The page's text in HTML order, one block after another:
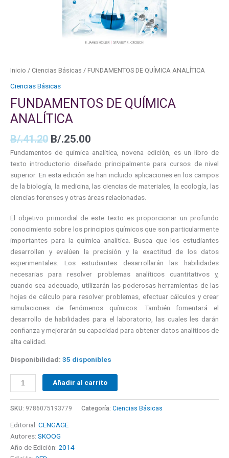
Inicio / Ciencias Básicas / FUNDAMENTOS DE QUÍMICA ANALÍTICA
Ciencias Básicas
FUNDAMENTOS DE QUÍMICA
ANALÍTICA
B/.41.20 B/.25.00
Fundamentos de química analítica, novena edición, es un libro de
texto introductorio diseñado principalmente para cursos de nivel
superior. En esta edición se han incluido aplicaciones en los campos
de la biología, la medicina, las ciencias de materiales, la ecología, las
ciencias forenses y otras áreas relacionadas.
El objetivo primordial de este texto es proporcionar un profundo
conocimiento sobre los principios químicos que son particularmente
importantes para la química analítica. Busca que los estudiantes
desarrollen y evalúen la precisión y la exactitud de los datos
experimentales. Los estudiantes desarrollarán las habilidades
necesarias para resolver problemas analíticos cuantitativos y,
cuando sea adecuado, utilizarán las poderosas herramientas de las
hojas de cálculo para resolver problemas, efectuar cálculos y crear
simulaciones de fenómenos químicos. También fomentará el
desarrollo de habilidades para el laboratorio, las cuales les darán
confianza y mejorarán su capacidad para obtener datos analíticos de
alta calidad.
Disponibilidad: 35 disponibles
Añadir al carrito
SKU: 9786075193779 Categoría: Ciencias Básicas
Editorial: CENGAGE
Autores: SKOOG
Año de Edición: 2014